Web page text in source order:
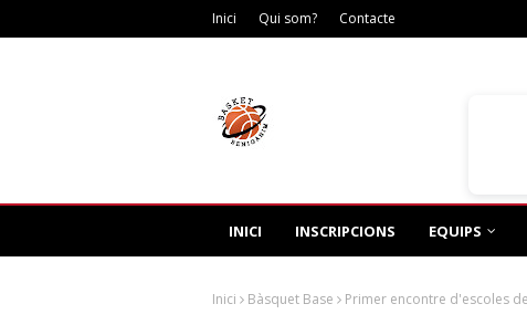
Inici Qui som? Contacte
INICI INSCRIPCIONS EQUIPS
Inici Bàsquet Base Primer encontre d'escoles